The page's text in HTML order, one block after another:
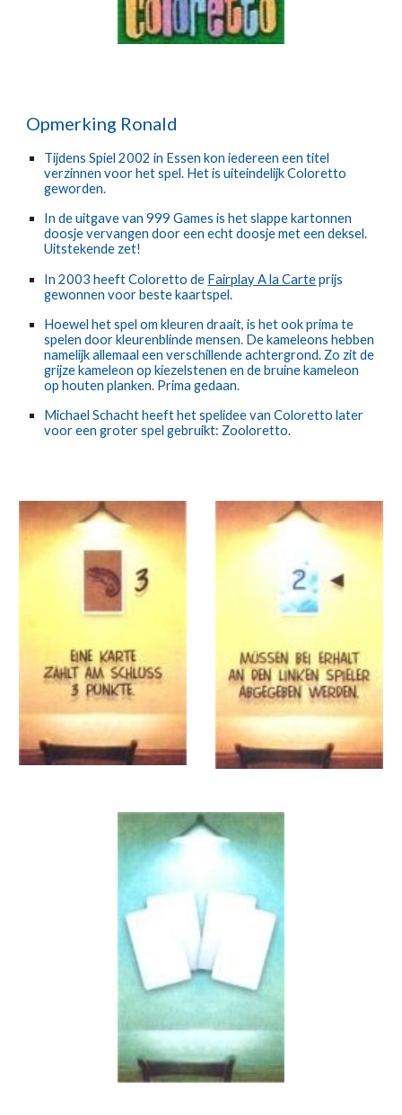
Opmerking Ronald
Tijdens Spiel 2002 in Essen kon iedereen een titel
verzinnen voor het spel. Het is uiteindelijk Coloretto
geworden.
In de uitgave van 999 Games is het slappe kartonnen
doosje vervangen door een echt doosje met een deksel.
Uitstekende zet!
In 2003 heeft Coloretto de Fairplay A la Carte prijs
gewonnen voor beste kaartspel.
Hoewel het spel om kleuren draait, is het ook prima te
spelen door kleurenblinde mensen. De kameleons hebben
namelijk allemaal een verschillende achtergrond. Zo zit de
grijze kameleon op kiezelstenen en de bruine kameleon
op houten planken. Prima gedaan.
Michael Schacht heeft het spelidee van Coloretto later
voor een groter spel gebruikt: Zooloretto.